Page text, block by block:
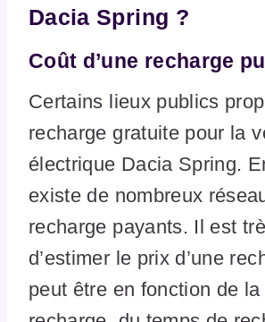
Dacia Spring ?
Coût d’une recharge
Certains lieux publics
recharge gratuite pour la
électrique Dacia Spring.
existe de nombreux
recharge payants. Il est
d’estimer le prix d’une
peut être en fonction de